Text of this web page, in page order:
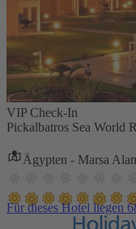
VIP Check-In
Pickalbatros Sea World
Ägypten - Marsa
Für dieses Hotel liegen